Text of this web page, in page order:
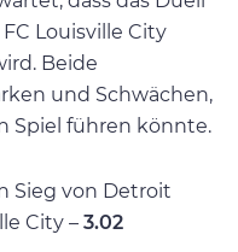
Louisville City
Beide
und Schwächen,
Spiel führen könnte.
Sieg von Detroit
City – 3.02